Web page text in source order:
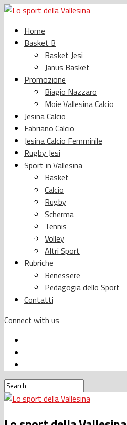
Home
Basket B
Basket Jesi
Janus Basket
Promozione
Biagio Nazzaro
Moie Vallesina Calcio
Jesina Calcio
Fabriano Calcio
Jesina Calcio Femminile
Rugby Jesi
Sport in Vallesina
Basket
Calcio
Rugby
Scherma
Tennis
Volley
Altri Sport
Rubriche
Benessere
Pedagogia dello Sport
Contatti
Connect with us